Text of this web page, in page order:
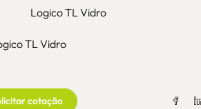
Logico TL Vidro
TL Vidro
cotação